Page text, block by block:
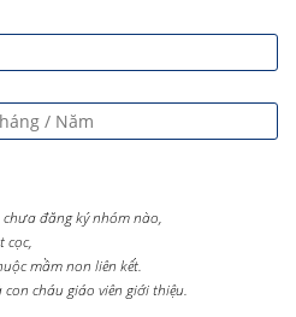
đăng ký nhóm nào,
cọc,
mầm non liên kết.
con cháu giáo viên giới thiệu.